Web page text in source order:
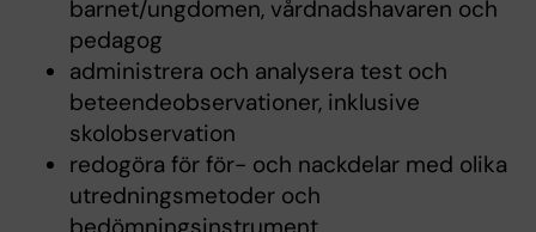
barnet/ungdomen, vårdnadshavaren och
pedagog
administrera och analysera test och
beteendeobservationer, inklusive
skolobservation
redogöra för för- och nackdelar med olika
utredningsmetoder och